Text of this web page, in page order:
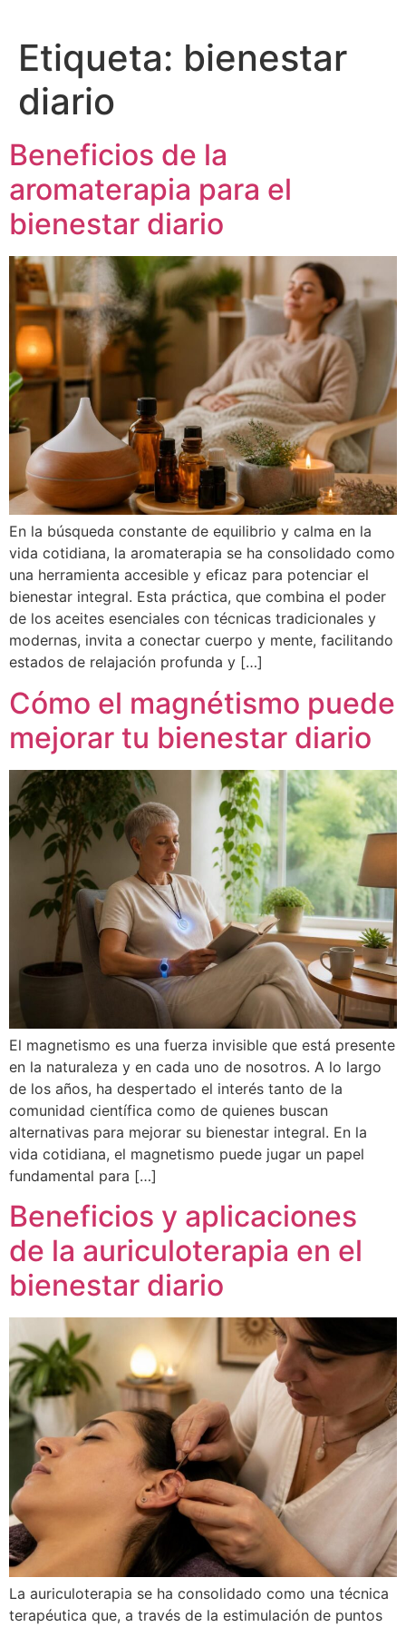
Etiqueta: bienestar
diario
Beneficios de la
aromaterapia para el
bienestar diario
En la búsqueda constante de equilibrio y calma en la
vida cotidiana, la aromaterapia se ha consolidado como
una herramienta accesible y eficaz para potenciar el
bienestar integral. Esta práctica, que combina el poder
de los aceites esenciales con técnicas tradicionales y
modernas, invita a conectar cuerpo y mente, facilitando
estados de relajación profunda y […]
Cómo el magnétismo puede
mejorar tu bienestar diario
El magnetismo es una fuerza invisible que está presente
en la naturaleza y en cada uno de nosotros. A lo largo
de los años, ha despertado el interés tanto de la
comunidad científica como de quienes buscan
alternativas para mejorar su bienestar integral. En la
vida cotidiana, el magnetismo puede jugar un papel
fundamental para […]
Beneficios y aplicaciones
de la auriculoterapia en el
bienestar diario
La auriculoterapia se ha consolidado como una técnica
terapéutica que, a través de la estimulación de puntos